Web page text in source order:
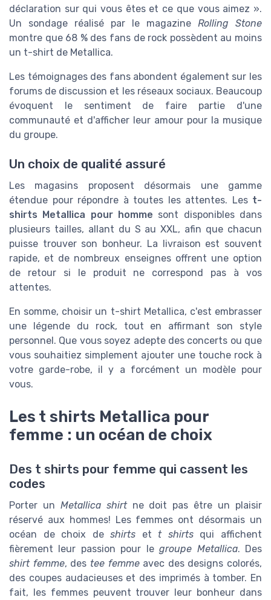
déclaration sur qui vous êtes et ce que vous aimez ».
Un sondage réalisé par le magazine Rolling Stone
montre que 68 % des fans de rock possèdent au moins
un t-shirt de Metallica.
Les témoignages des fans abondent également sur les
forums de discussion et les réseaux sociaux. Beaucoup
évoquent le sentiment de faire partie d'une
communauté et d'afficher leur amour pour la musique
du groupe.
Un choix de qualité assuré
Les magasins proposent désormais une gamme
étendue pour répondre à toutes les attentes. Les t-
shirts Metallica pour homme sont disponibles dans
plusieurs tailles, allant du S au XXL, afin que chacun
puisse trouver son bonheur. La livraison est souvent
rapide, et de nombreux enseignes offrent une option
de retour si le produit ne correspond pas à vos
attentes.
En somme, choisir un t-shirt Metallica, c'est embrasser
une légende du rock, tout en affirmant son style
personnel. Que vous soyez adepte des concerts ou que
vous souhaitiez simplement ajouter une touche rock à
votre garde-robe, il y a forcément un modèle pour
vous.
Les t shirts Metallica pour
femme : un océan de choix
Des t shirts pour femme qui cassent les
codes
Porter un Metallica shirtne doit pas être un plaisir
réservé aux hommes! Les femmes ont désormais un
océan de choix deshirts et t shirtsqui affichent
fièrement leur passion pour legroupe Metallica. Des
shirt femme, des tee femmeavec des designs colorés,
des coupes audacieuses et des imprimés à tomber. En
fait, les femmes peuvent trouver leur bonheur dans